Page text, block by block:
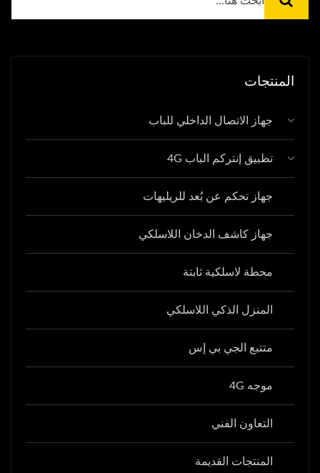
المنتجات
جهاز الاتصال الداخلي للباب
تطبيق إنتركم الباب 4G
جهاز تحكم عن بُعد للريليهات
جهاز كاشف الدخان اللاسلكي
محطة لاسلكية ثابتة
المنزل الذكي اللاسلكي
متتبع الجي بي إس
موجه 4G
التعاون الفني
المنتجات القديمة